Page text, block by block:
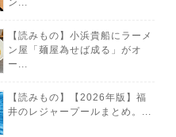
ン...
【読みもの】小浜貴船にラーメ
ン屋「麺屋為せば成る」がオ
ー...
【読みもの】【2026年版】福
井のレジャープールまとめ。...